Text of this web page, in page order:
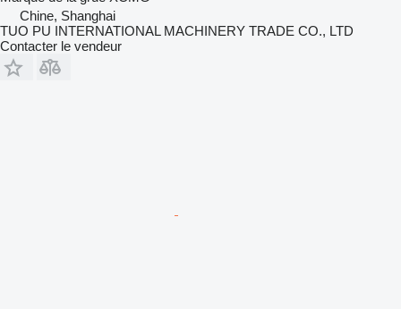
Chine, Shanghai
TUO PU INTERNATIONAL MACHINERY TRADE CO., LTD
Contacter le vendeur